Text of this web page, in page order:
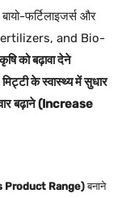
फर्टिलाइजर्स और
and Bio-
को बढ़ावा देने
मिट्टी के स्वास्थ्य में सुधार
बढ़ाने (Increase
Product Range)बनाने